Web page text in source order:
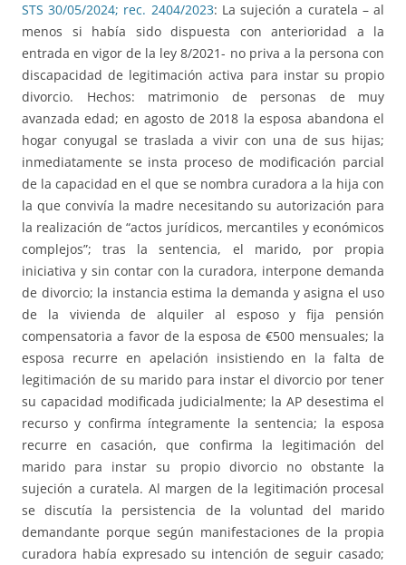
STS 30/05/2024; rec. 2404/2023: La sujeción a curatela – al
menos si había sido dispuesta con anterioridad a la
entrada en vigor de la ley 8/2021- no priva a la persona con
discapacidad de legitimación activa para instar su propio
divorcio. Hechos: matrimonio de personas de muy
avanzada edad; en agosto de 2018 la esposa abandona el
hogar conyugal se traslada a vivir con una de sus hijas;
inmediatamente se insta proceso de modificación parcial
de la capacidad en el que se nombra curadora a la hija con
la que convivía la madre necesitando su autorización para
la realización de “actos jurídicos, mercantiles y económicos
complejos”; tras la sentencia, el marido, por propia
iniciativa y sin contar con la curadora, interpone demanda
de divorcio; la instancia estima la demanda y asigna el uso
de la vivienda de alquiler al esposo y fija pensión
compensatoria a favor de la esposa de €500 mensuales; la
esposa recurre en apelación insistiendo en la falta de
legitimación de su marido para instar el divorcio por tener
su capacidad modificada judicialmente; la AP desestima el
recurso y confirma íntegramente la sentencia; la esposa
recurre en casación, que confirma la legitimación del
marido para instar su propio divorcio no obstante la
sujeción a curatela. Al margen de la legitimación procesal
se discutía la persistencia de la voluntad del marido
demandante porque según manifestaciones de la propia
curadora había expresado su intención de seguir casado;